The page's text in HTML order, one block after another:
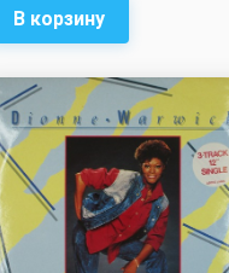
отличному!)
В корзину